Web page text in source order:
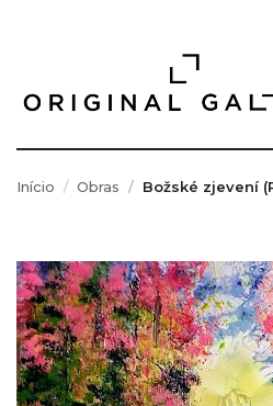
Início Obras Božské zjevení